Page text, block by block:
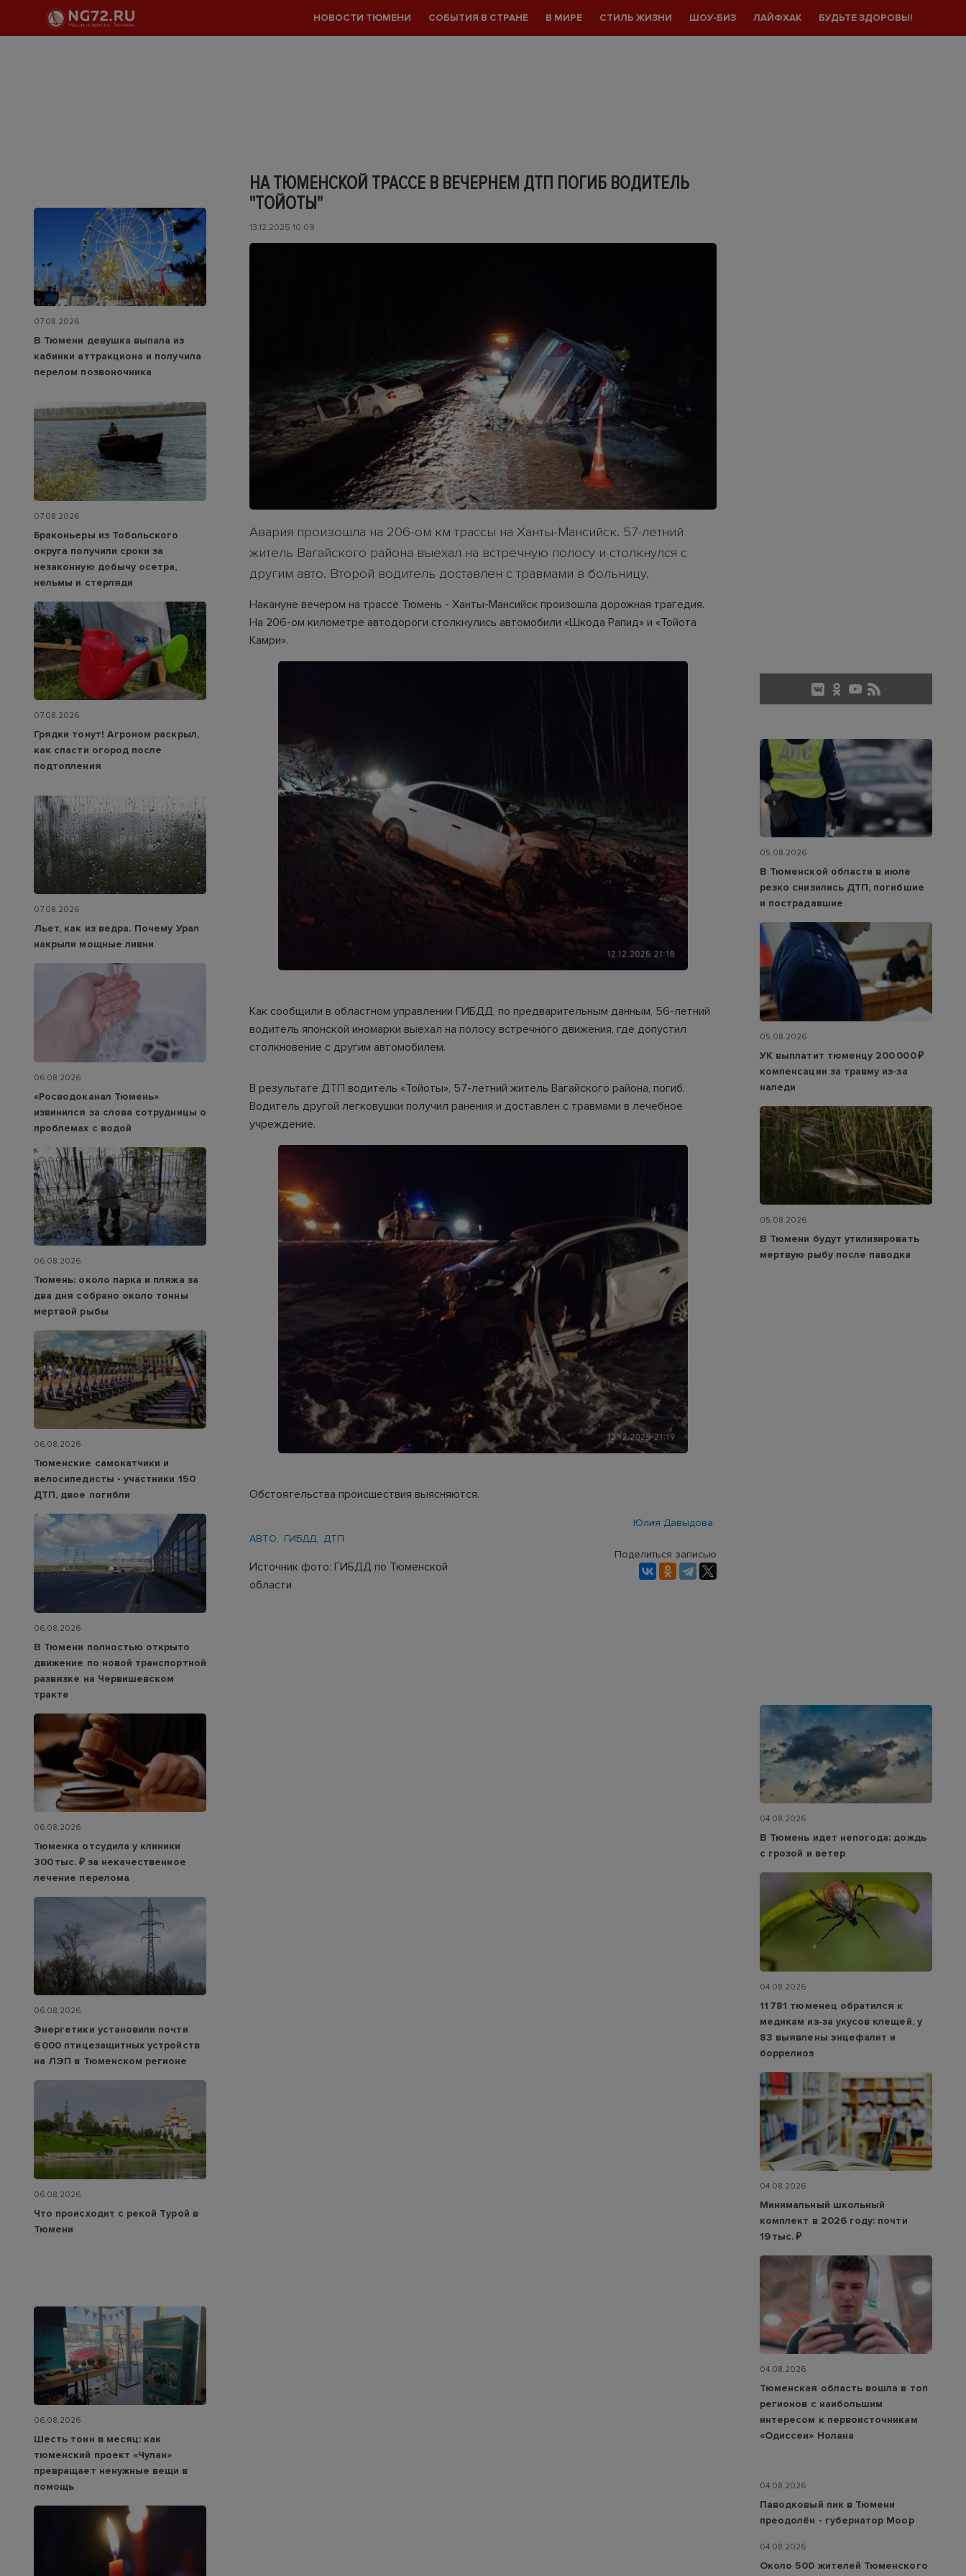
НОВОСТИ ТЮМЕНИ СОБЫТИЯ В СТРАНЕ В МИРЕ СТИЛЬ ЖИЗНИ ШОУ-БИЗ ЛАЙФХАК БУДЬТЕ ЗДОРОВЫ!
НА ТЮМЕНСКОЙ ТРАССЕ В ВЕЧЕРНЕМ ДТП ПОГИБ ВОДИТЕЛЬ
"ТОЙОТЫ"
13.12.2025 10:09
Авария произошла на 206-ом км трассы на Ханты-Мансийск. 57-летний
житель Вагайского района выехал на встречную полосу и столкнулся с
другим авто. Второй водитель доставлен с травмами в больницу.
Накануне вечером на трассе Тюмень - Ханты-Мансийск произошла дорожная трагедия.
На 206-ом километре автодороги столкнулись автомобили «Шкода Рапид» и «Тойота
Камри».
Как сообщили в областном управлении ГИБДД, по предварительным данным, 56-летний
водитель японской иномарки выехал на полосу встречного движения, где допустил
столкновение с другим автомобилем.
В результате ДТП водитель «Тойоты», 57-летний житель Вагайского района, погиб.
Водитель другой легковушки получил ранения и доставлен с травмами в лечебное
учреждение.
Обстоятельства происшествия выясняются.
Юлия Давыдова
АВТО
ГИБДД ДТП
Источник фото: ГИБДД по Тюменской
области
Поделиться записью
07.08.2026
В Тюмени девушка выпала из
кабинки аттракциона и получила
перелом позвоночника
07.08.2026
Браконьеры из Тобольского
округа получили сроки за
незаконную добычу осетра,
нельмы и стерляди
07.08.2026
Грядки тонут! Агроном раскрыл,
как спасти огород после
подтопления
07.08.2026
Льет, как из ведра. Почему Урал
накрыли мощные ливни
06.08.2026
«Росводоканал Тюмень»
извинился за слова сотрудницы о
проблемах с водой
06.08.2026
Тюмень: около парка и пляжа за
два дня собрано около тонны
мертвой рыбы
06.08.2026
Тюменские самокатчики и
велосипедисты - участники 150
ДТП, двое погибли
06.08.2026
В Тюмени полностью открыто
движение по новой транспортной
развязке на Червишевском
тракте
06.08.2026
Тюменка отсудила у клиники
300 тыс. ₽ за некачественное
лечение перелома
06.08.2026
Энергетики установили почти
6 000 птицезащитных устройств
на ЛЭП в Тюменском регионе
06.08.2026
Что происходит с рекой Турой в
Тюмени
06.08.2026
Шесть тонн в месяц: как
тюменский проект «Чулан»
превращает ненужные вещи в
помощь
05.08.2026
В Тюменской области в июле
резко снизились ДТП, погибшие
и пострадавшие
05.08.2026
УК выплатит тюменцу 200 000 ₽
компенсации за травму из-за
наледи
05.08.2026
В Тюмени будут утилизировать
мертвую рыбу после паводка
04.08.2026
В Тюмень идет непогода: дождь
с грозой и ветер
04.08.2026
11 781 тюменец обратился к
медикам из‑за укусов клещей, у
83 выявлены энцефалит и
боррелиоз
04.08.2026
Минимальный школьный
комплект в 2026 году: почти
19 тыс. ₽
04.08.2026
Тюменская область вошла в топ
регионов с наибольшим
интересом к первоисточникам
«Одиссеи» Нолана
04.08.2026
Паводковый пик в Тюмени
преодолён - губернатор Моор
04.08.2026
Около 500 жителей Тюменского